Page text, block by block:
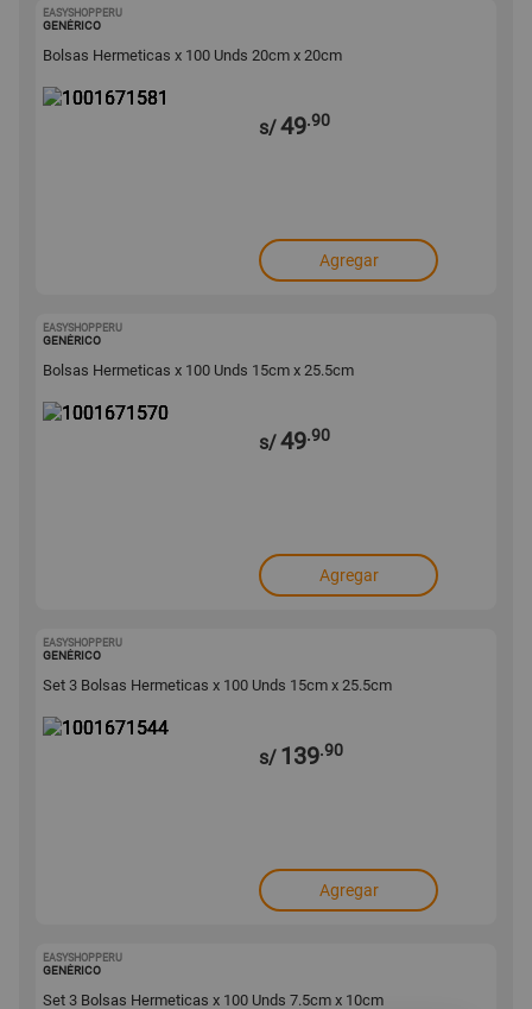
EASYSHOPPERU
GENÉRICO
Bolsas Hermeticas x 100 Unds 20cm x 20cm
s/49.90
Agregar
EASYSHOPPERU
GENÉRICO
Bolsas Hermeticas x 100 Unds 15cm x 25.5cm
s/49.90
Agregar
EASYSHOPPERU
GENÉRICO
Set 3 Bolsas Hermeticas x 100 Unds 15cm x 25.5cm
s/ 139.90
Agregar
EASYSHOPPERU
GENÉRICO
Set 3 Bolsas Hermeticas x 100 Unds 7.5cm x 10cm